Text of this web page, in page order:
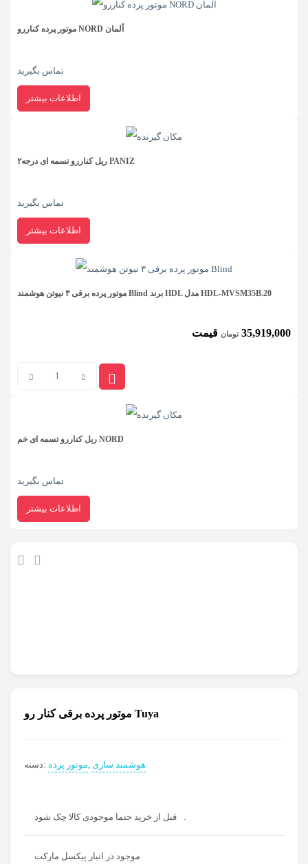
موتور پرده کناررو NORD آلمان
تماس بگیرید
اطلاعات بیشتر
ریل کناررو تسمه ای درجه۲ PANIZ
تماس بگیرید
اطلاعات بیشتر
موتور پرده برقی ۳ نیوتن هوشمند Blind برند HDL مدل HDL-MVSM35B.20
35,919,000 تومان
موتور
۳
هوشمند
Blind
ریل کناررو تسمه ای خم NORD
تماس بگیرید
اطلاعات بیشتر
موتور پرده برقی کنار رو Tuya
دسته: موتور پرده, هوشمند سازی
قبل از خرید حتما موجودی کالا چک شود.
موجود در انبار پیکسل مارکت